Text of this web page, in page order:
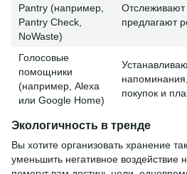
Pantry (например,
Pantry Check,
NoWaste)
Отслеживают
предлагают
Голосовые
помощники
(например, Alexa
или Google Home)
покупок и
Экологичность в тренде
Вы хотите организовать хранение
уменьшить негативное воздействие